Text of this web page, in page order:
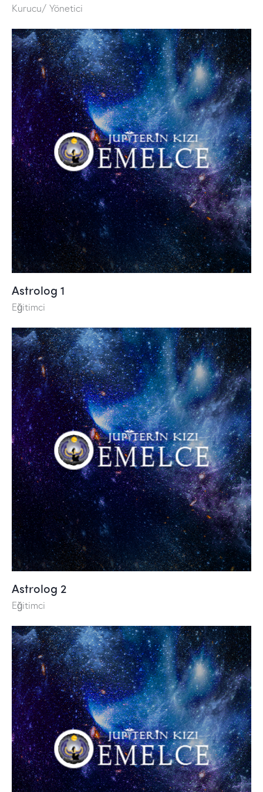
Kurucu/ Yönetici
Astrolog 1
Eğitimci
Astrolog 2
Eğitimci